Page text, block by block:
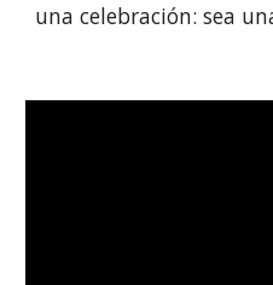
una celebración: sea